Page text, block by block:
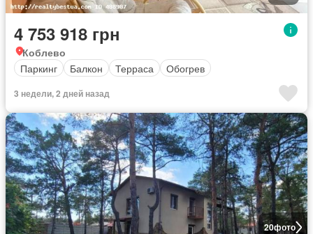
4 753 918 грн
Коблево
Паркинг
Балкон Терраса Обогрев
3 недели, 2 дней назад
20фото